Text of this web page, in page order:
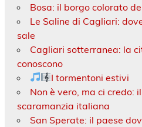
Bosa: il borgo colorato
Le Saline di Cagliari:
sale
Cagliari sotterranea: la
conoscono
I tormentoni estivi
Non è vero, ma ci credo:
scaramanzia italiana
San Sperate: il paese